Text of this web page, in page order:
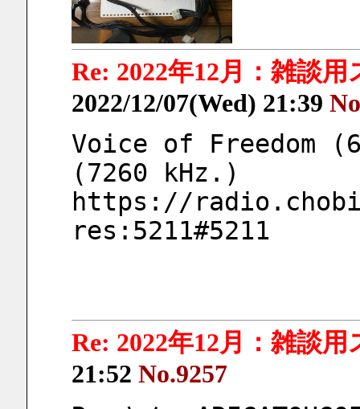
Re: 2022年12月：雑談
2022/12/07(Wed) 21:39
Voice of Freedom
(7260 kHz.)
https://
res:5211#5211
Re: 2022年12月：雑談
21:52 No.9257